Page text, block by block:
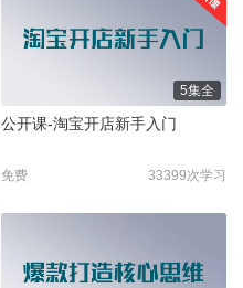
5集全
公开课-淘宝开店新手入门
免费 33399次学习